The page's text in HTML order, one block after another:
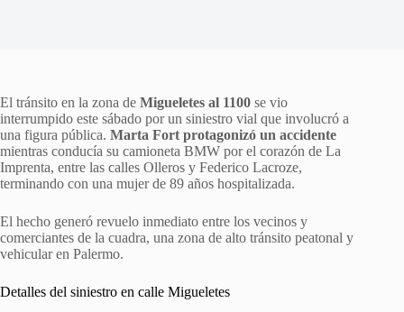
El tránsito en la zona de Migueletes al 1100 se vio
interrumpido este sábado por un siniestro vial que involucró a
una figura pública. Marta Fort protagonizó un accidente
mientras conducía su camioneta BMW por el corazón de La
Imprenta, entre las calles Olleros y Federico Lacroze,
terminando con una mujer de 89 años hospitalizada.
El hecho generó revuelo inmediato entre los vecinos y
comerciantes de la cuadra, una zona de alto tránsito peatonal y
vehicular en Palermo.
Detalles del siniestro en calle Migueletes